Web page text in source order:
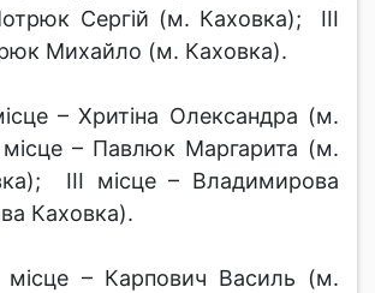
Сергій (м. Каховка); ІІІ
Михайло (м. Каховка).
– Хритіна Олександра (м.
– Павлюк Маргарита (м.
ІІІ місце – Владимирова
Каховка).
місце – Карпович Василь (м.